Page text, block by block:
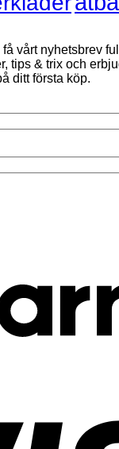
vårt nyhetsbrev
tips & trix och
ditt första köp.